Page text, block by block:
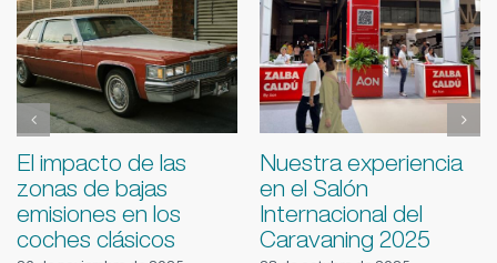
Claves para elegir el
mejor seguro para tu
moto clásica
1 de octubre de 2025
Condensación y
moho en campers:
por qué aparece y
cómo solucionarlo sin